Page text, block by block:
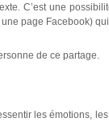
C’est une
page Facebook) qui
de ce partage.
les émotions,